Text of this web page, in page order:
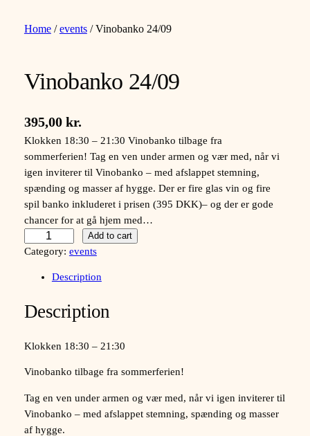
Home/events/ Vinobanko 24/09
Vinobanko 24/09
395,00 kr.
Klokken 18:30 – 21:30 Vinobanko tilbage fra
sommerferien! Tag en ven under armen og vær med, når vi
igen inviterer til Vinobanko – med afslappet stemning,
spænding og masser af hygge. Der er fire glas vin og fire
spil banko inkluderet i prisen (395 DKK)– og der er gode
chancer for at gå hjem med…
i
a
k
2
4
/
0
Add to cart
Category: events
Description
Description
Klokken 18:30 – 21:30
Vinobanko tilbage fra sommerferien!
Tag en ven under armen og vær med, når vi igen inviterer til
Vinobanko – med afslappet stemning, spænding og masser
af hygge.